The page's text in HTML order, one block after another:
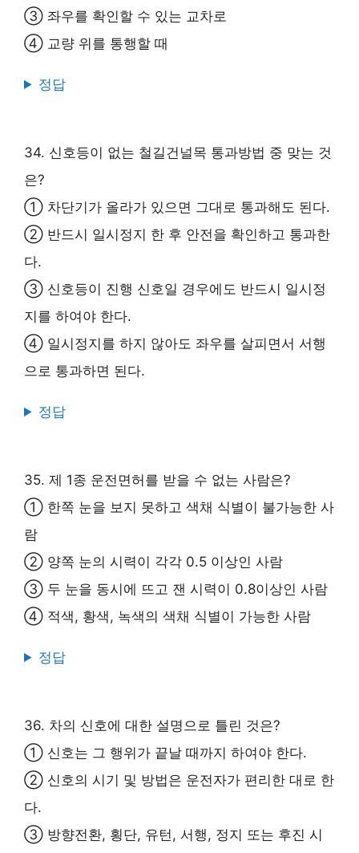
③ 좌우를 확인할 수 있는 교차로
④ 교량 위를 통행할 때
정답
34. 신호등이 없는 철길건널목 통과방법 중 맞는 것
은?
① 차단기가 올라가 있으면 그대로 통과해도 된다.
② 반드시 일시정지 한 후 안전을 확인하고 통과한
다.
③ 신호등이 진행 신호일 경우에도 반드시 일시정
지를 하여야 한다.
④ 일시정지를 하지 않아도 좌우를 살피면서 서행
으로 통과하면 된다.
정답
35. 제 1종 운전면허를 받을 수 없는 사람은?
① 한쪽 눈을 보지 못하고 색채 식별이 불가능한 사
람
② 양쪽 눈의 시력이 각각 0.5 이상인 사람
③ 두 눈을 동시에 뜨고 잰 시력이 0.8이상인 사람
④ 적색, 황색, 녹색의 색채 식별이 가능한 사람
정답
36. 차의 신호에 대한 설명으로 틀린 것은?
① 신호는 그 행위가 끝날 때까지 하여야 한다.
② 신호의 시기 및 방법은 운전자가 편리한 대로 한
다.
③ 방향전환, 횡단, 유턴, 서행, 정지 또는 후진 시